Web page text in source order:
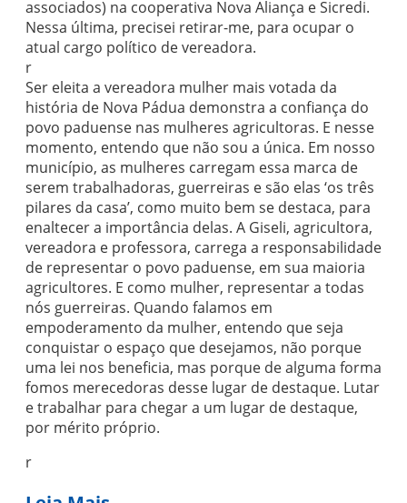
associados) na cooperativa Nova Aliança e Sicredi.
Nessa última, precisei retirar-me, para ocupar o
atual cargo político de vereadora.
r
Ser eleita a vereadora mulher mais votada da
história de Nova Pádua demonstra a confiança do
povo paduense nas mulheres agricultoras. E nesse
momento, entendo que não sou a única. Em nosso
município, as mulheres carregam essa marca de
serem trabalhadoras, guerreiras e são elas ‘os três
pilares da casa’, como muito bem se destaca, para
enaltecer a importância delas. A Giseli, agricultora,
vereadora e professora, carrega a responsabilidade
de representar o povo paduense, em sua maioria
agricultores. E como mulher, representar a todas
nós guerreiras. Quando falamos em
empoderamento da mulher, entendo que seja
conquistar o espaço que desejamos, não porque
uma lei nos beneficia, mas porque de alguma forma
fomos merecedoras desse lugar de destaque. Lutar
e trabalhar para chegar a um lugar de destaque,
por mérito próprio.
r